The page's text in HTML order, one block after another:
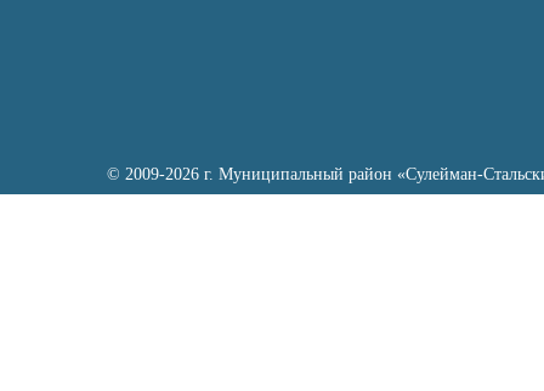
© 2009-2026 г. Муниципальный район «Сулейман-